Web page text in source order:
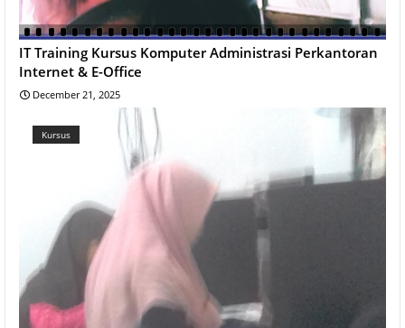
IT Training Kursus Komputer Administrasi Perkantoran
Internet & E-Office
December 21, 2025
Kursus